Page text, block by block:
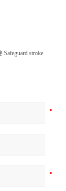
stroke